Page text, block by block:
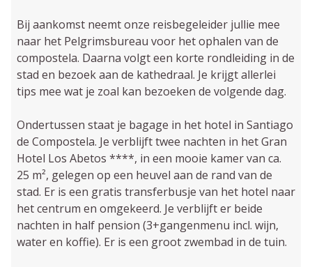
Bij aankomst neemt onze reisbegeleider jullie mee
naar het Pelgrimsbureau voor het ophalen van de
compostela. Daarna volgt een korte rondleiding in de
stad en bezoek aan de kathedraal. Je krijgt allerlei
tips mee wat je zoal kan bezoeken de volgende dag.
Ondertussen staat je bagage in het hotel in Santiago
de Compostela. Je verblijft twee nachten in het Gran
Hotel Los Abetos ****, in een mooie kamer van ca.
25 m², gelegen op een heuvel aan de rand van de
stad. Er is een gratis transferbusje van het hotel naar
het centrum en omgekeerd. Je verblijft er beide
nachten in half pension (3+gangenmenu incl. wijn,
water en koffie). Er is een groot zwembad in de tuin.